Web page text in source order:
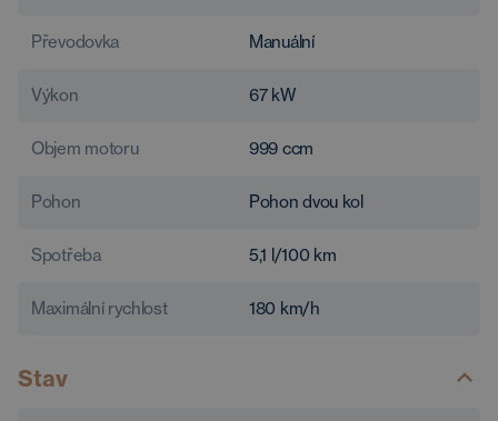
Převodovka Manuální
Výkon 67 kW
Objem motoru 999 ccm
Pohon Pohon dvou kol
Spotřeba 5,1 l/100 km
Maximální rychlost 180 km/h
Stav